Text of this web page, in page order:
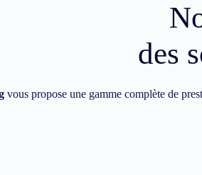
des
vous propose une gamme complète de